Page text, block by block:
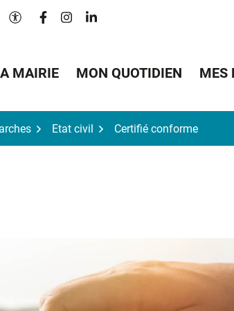
Paramètres d'accessibilité
Lien vers le compte Facebook
Lien vers le compte Instagram
Lien vers le compte Linkedin
MAIRIE MON QUOTIDIEN MES
Etat civil Certifié conforme